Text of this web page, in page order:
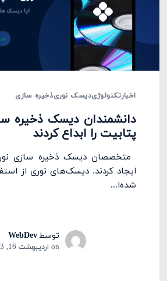
اخبارتکنولوژیدیسک نوریذخیره سازی
پتابیت را ابداع کردند
ایجاد کردند. دیسک‌های نوری از
شده‌ا...
توسطWebDev
on اردیبهشت 16, 1403